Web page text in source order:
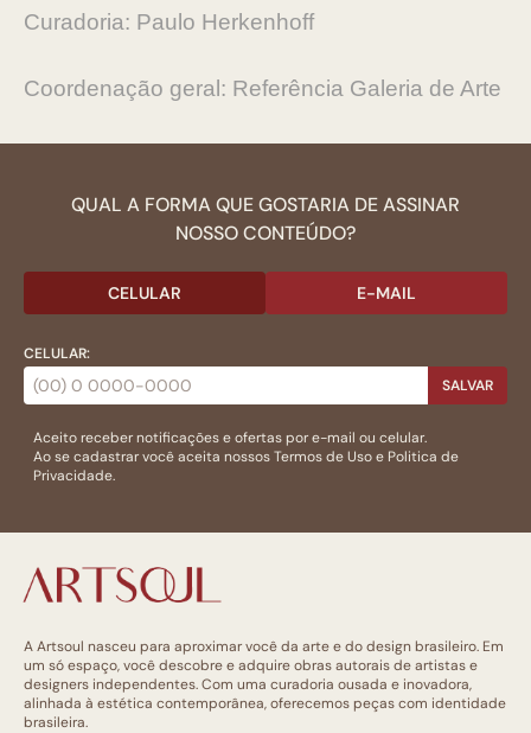
Curadoria: Paulo Herkenhoff
Coordenação geral: Referência Galeria de Arte
QUAL A FORMA QUE GOSTARIA DE ASSINAR
NOSSO CONTEÚDO?
CELULAR E-MAIL
CELULAR:
SALVAR
Aceito receber notificações e ofertas por e-mail ou celular.
Ao se cadastrar você aceita nossosTermos de Usoe Politica de
Privacidade.
A Artsoul nasceu para aproximar você da arte e do design brasileiro. Em
um só espaço, você descobre e adquire obras autorais de artistas e
designers independentes. Com uma curadoria ousada e inovadora,
alinhada à estética contemporânea, oferecemos peças com identidade
brasileira.